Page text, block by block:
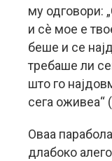
му одговори:
и сè мое е
беше и се
требаше ли
што го
сега оживеа“
Оваа
длабоко